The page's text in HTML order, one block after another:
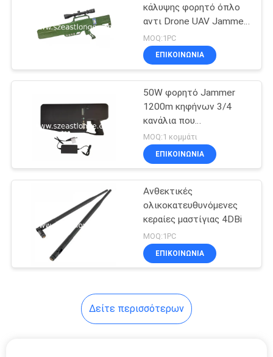
Ακουστικό Jammer
καταγραφής
5G Jammer
Ανάλυση
αεροσκαφών EST-710G3
κάλυψης φορητό όπλο
αντι Drone UAV Jammer
1500 μέτρα Jamming
απόσταση
MOQ:1PC
ΕΠΙΚΟΙΝΩΝΊΑ
50W φορητό Jammer
1200m κηφήνων 3/4
κανάλια που
προστατεύει
MOQ:1 κομμάτι
ΕΠΙΚΟΙΝΩΝΊΑ
Ανθεκτικές
ολικοκατευθυνόμενες
κεραίες μαστίγιας 4DBi
MOQ:1PC
ΕΠΙΚΟΙΝΩΝΊΑ
Δείτε περισσότερων